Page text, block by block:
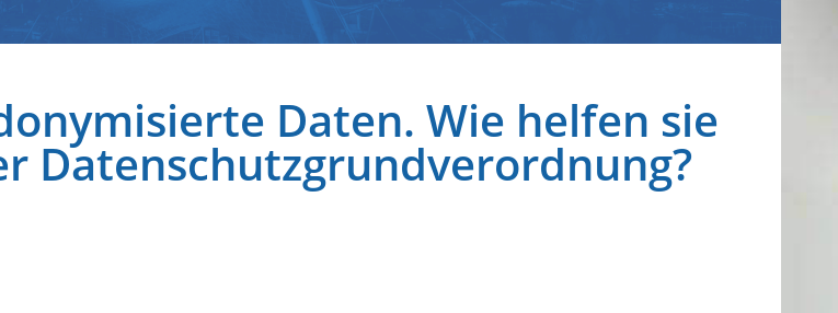
Daten. Wie helfen sie
Datenschutzgrundverordnung?